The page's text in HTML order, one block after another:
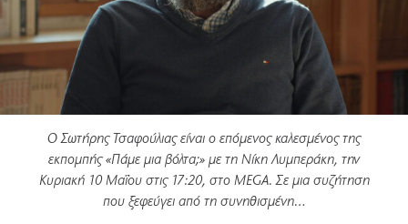
Ο Σωτήρης Τσαφούλιας είναι ο επόμενος καλεσμένος της
εκπομπής «Πάμε μια βόλτα;» με τη Νίκη Λυμπεράκη, την
Κυριακή 10 Μαΐου στις 17:20, στο MEGA. Σε μια συζήτηση
που ξεφεύγει από τη συνηθισμένη…